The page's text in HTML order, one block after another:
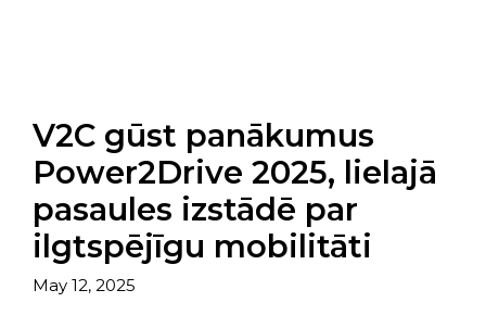
V2C gūst panākumus
Power2Drive 2025, lielajā
pasaules izstādē par
ilgtspējīgu mobilitāti
May 12, 2025